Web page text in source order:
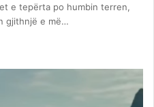
e tepërta po humbin terren,
gjithnjë e më…